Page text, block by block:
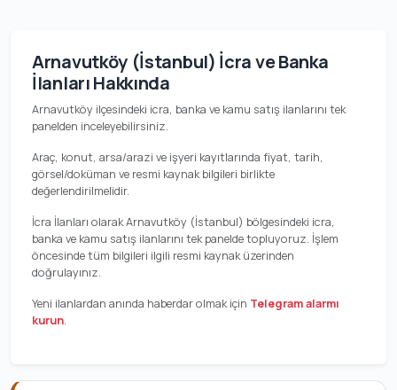
Arnavutköy (İstanbul) İcra ve Banka
İlanları Hakkında
Arnavutköy ilçesindeki icra, banka ve kamu satış ilanlarını tek
panelden inceleyebilirsiniz.
Araç, konut, arsa/arazi ve işyeri kayıtlarında fiyat, tarih,
görsel/doküman ve resmi kaynak bilgileri birlikte
değerlendirilmelidir.
İcra İlanları olarak Arnavutköy (İstanbul) bölgesindeki icra,
banka ve kamu satış ilanlarını tek panelde topluyoruz. İşlem
öncesinde tüm bilgileri ilgili resmi kaynak üzerinden
doğrulayınız.
Yeni ilanlardan anında haberdar olmak için Telegram alarmı
kurun.